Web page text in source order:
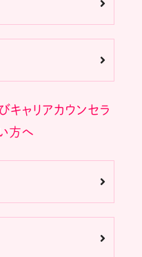
キャリアカウンセラ
方へ